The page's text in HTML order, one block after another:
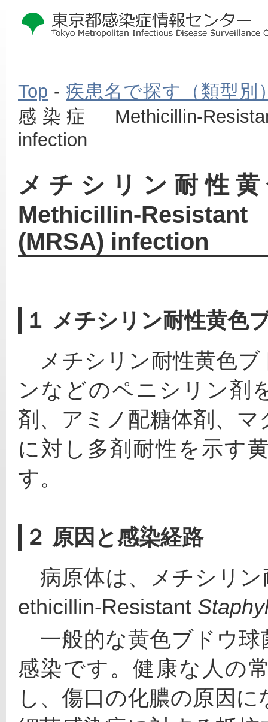
Top - 疾患名で探す（類型別
感染症
infection
文
こ
こ
か
ら
メチシリン耐性
(MRSA) infection
１ メチシリン耐性黄色
メチシリン耐性黄色ブ
ンなどのペニシリン剤
剤、アミノ配糖体剤、
に対し多剤耐性を示す
す。
２ 原因と感染経路
病原体は、メチシリン
ethicillin‐Resistant
一般的な黄色ブドウ球
感染です。健康な人の
し、傷口の化膿の原因